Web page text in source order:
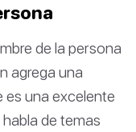
de la persona
agrega una
es una excelente
de temas